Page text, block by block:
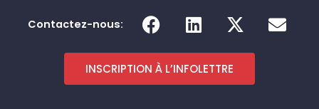
Contactez-nous: F
a
c
e
b
L
i
n
k
e
X
-
t
i
E
n
INSCRIPTION À L’INFOLETTRE